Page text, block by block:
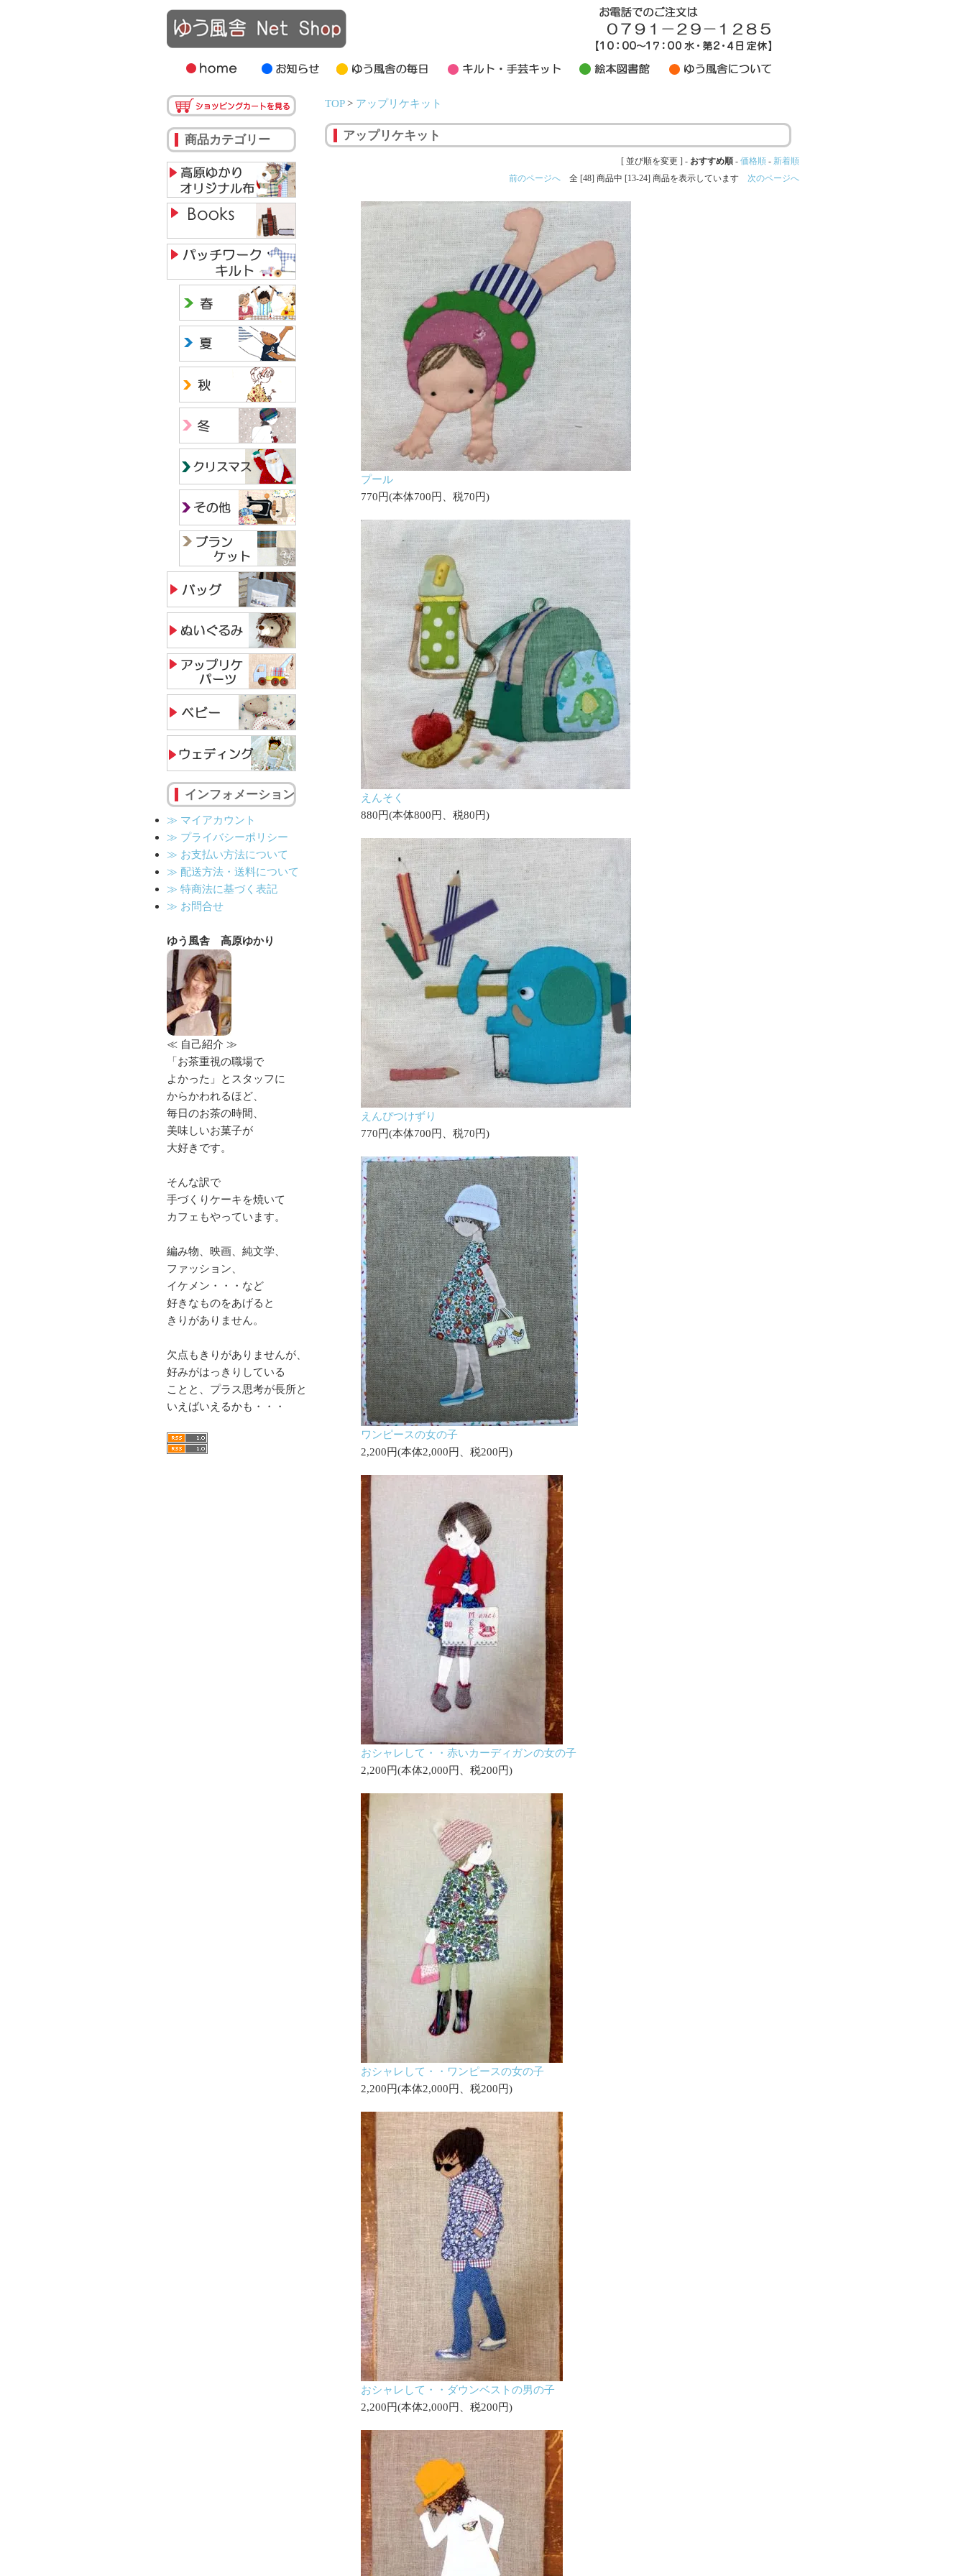
商品カテゴリー
インフォメーション
≫ マイアカウント
≫ プライバシーポリシー
≫ お支払い方法について
≫ 配送方法・送料について
≫ 特商法に基づく表記
≫ お問合せ
ゆう風舎 高原ゆかり
≪ 自己紹介 ≫
「お茶重視の職場で
よかった」とスタッフに
からかわれるほど、
毎日のお茶の時間、
美味しいお菓子が
大好きです。
そんな訳で
手づくりケーキを焼いて
カフェもやっています。
編み物、映画、純文学、
ファッション、
イケメン・・・など
好きなものをあげると
きりがありません。
欠点もきりがありませんが、
好みがはっきりしている
ことと、プラス思考が長所と
いえばいえるかも・・・
TOP> アップリケキット
アップリケキット
[ 並び順を変更 ] - おすすめ順 - 価格順 - 新着順
前のページへ 全 [48] 商品中 [13-24] 商品を表示しています 次のページへ
プール
770円(本体700円、税70円)
えんそく
880円(本体800円、税80円)
えんぴつけずり
770円(本体700円、税70円)
ワンピースの女の子
2,200円(本体2,000円、税200円)
おシャレして・・赤いカーディガンの女の子
2,200円(本体2,000円、税200円)
おシャレして・・ワンピースの女の子
2,200円(本体2,000円、税200円)
おシャレして・・ダウンベストの男の子
2,200円(本体2,000円、税200円)